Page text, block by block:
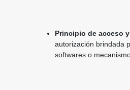
Principio de acceso
autorización brindada
softwares o